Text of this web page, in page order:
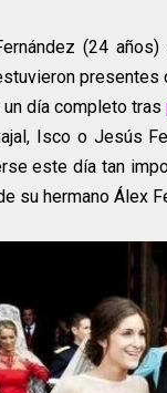
(24
un día completo tras
Isco o Jesús
este día tan
su hermano Álex